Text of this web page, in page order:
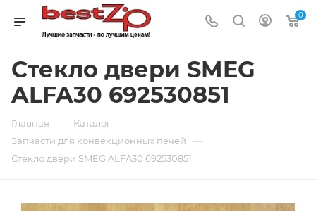
0
Стекло двери SMEG
ALFA30 692530851
Главная — Каталог —
Запчасти для конвекционных печей —
Стекло двери SMEG ALFA30 692530851